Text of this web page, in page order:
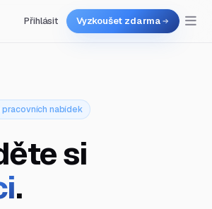
Přihlásit Vyzkoušet zdarma
nabídek
si
.